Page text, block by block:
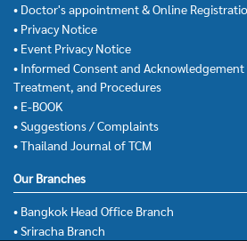
• Doctor's appointment & Online
• Privacy Notice
• Event Privacy Notice
• Informed Consent and
Treatment, and Procedures
• E-BOOK
• Suggestions / Complaints
• Thailand Journal of TCM
Our Branches
• Bangkok Head Office Branch
• Sriracha Branch